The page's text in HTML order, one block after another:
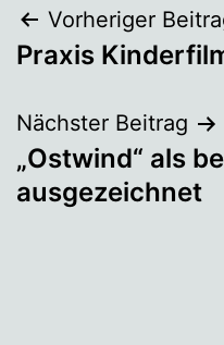
Vorheriger
Praxis
Nächster Beitrag
„Ostwind“ als
ausgezeichnet